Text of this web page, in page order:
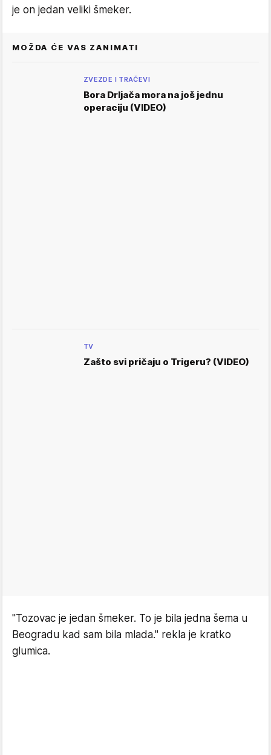
je on jedan veliki šmeker.
MOŽDA ĆE VAS ZANIMATI
ZVEZDE I TRAČEVI
Bora Drljača mora na još jednu
operaciju (VIDEO)
TV
Zašto svi pričaju o Trigeru? (VIDEO)
"Tozovac je jedan šmeker. To je bila jedna šema u
Beogradu kad sam bila mlada." rekla je kratko
glumica.